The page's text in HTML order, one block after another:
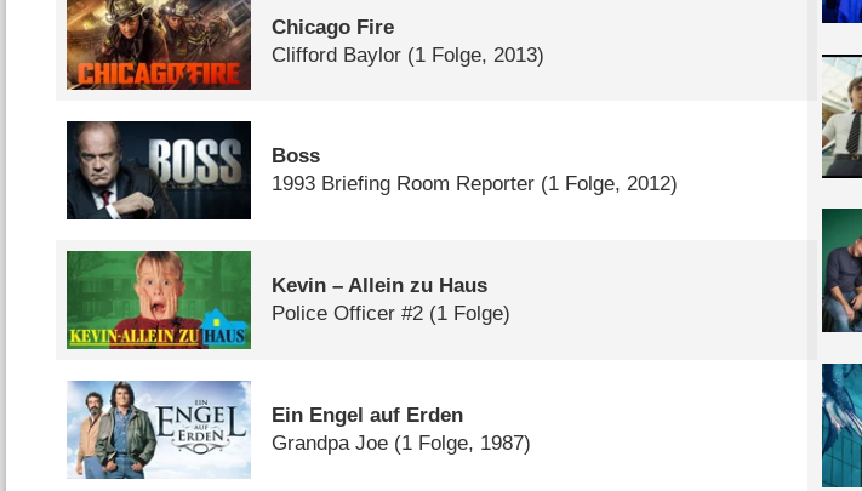
Chicago Fire
Clifford Baylor (1 Folge, 2013)
Boss
1993 Briefing Room Reporter (1 Folge, 2012)
Kevin – Allein zu Haus
Police Officer #2 (1 Folge)
Ein Engel auf Erden
Grandpa Joe (1 Folge, 1987)